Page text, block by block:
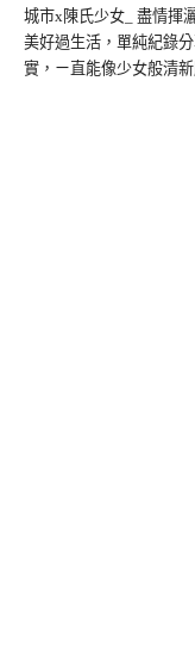
城市x陳氏少女_ 盡情揮
美好過生活，單純紀錄
實，ㄧ直能像少女般清新